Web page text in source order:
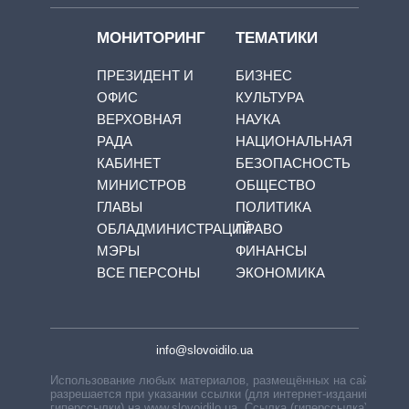
МОНИТОРИНГ
ПРЕЗИДЕНТ И
ОФИС
ВЕРХОВНАЯ
РАДА
КАБИНЕТ
МИНИСТРОВ
ГЛАВЫ
ОБЛАДМИНИСТРАЦИЙ
МЭРЫ
ВСЕ ПЕРСОНЫ
ТЕМАТИКИ
БИЗНЕС
КУЛЬТУРА
НАУКА
НАЦИОНАЛЬНАЯ
БЕЗОПАСНОСТЬ
ОБЩЕСТВО
ПОЛИТИКА
ПРАВО
ФИНАНСЫ
ЭКОНОМИКА
info@slovoidilo.ua
Использование любых материалов, размещённых на сайте,
разрешается при указании ссылки (для интернет-изданий —